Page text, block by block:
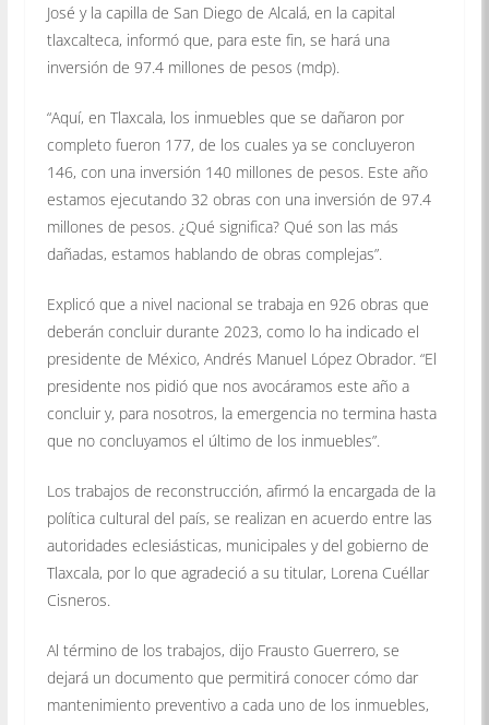
José y la capilla de San Diego de Alcalá, en la capital
tlaxcalteca, informó que, para este fin, se hará una
inversión de 97.4 millones de pesos (mdp).
“Aquí, en Tlaxcala, los inmuebles que se dañaron por
completo fueron 177, de los cuales ya se concluyeron
146, con una inversión 140 millones de pesos. Este año
estamos ejecutando 32 obras con una inversión de 97.4
millones de pesos. ¿Qué significa? Qué son las más
dañadas, estamos hablando de obras complejas”.
Explicó que a nivel nacional se trabaja en 926 obras que
deberán concluir durante 2023, como lo ha indicado el
presidente de México, Andrés Manuel López Obrador. “El
presidente nos pidió que nos avocáramos este año a
concluir y, para nosotros, la emergencia no termina hasta
que no concluyamos el último de los inmuebles”.
Los trabajos de reconstrucción, afirmó la encargada de la
política cultural del país, se realizan en acuerdo entre las
autoridades eclesiásticas, municipales y del gobierno de
Tlaxcala, por lo que agradeció a su titular, Lorena Cuéllar
Cisneros.
Al término de los trabajos, dijo Frausto Guerrero, se
dejará un documento que permitirá conocer cómo dar
mantenimiento preventivo a cada uno de los inmuebles,